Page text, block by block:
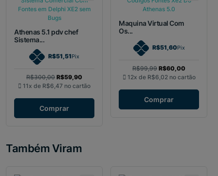
Athenas 5.1 pdv chef
Sistema...
R$51,51Pix
R$300,00 R$59,90
11x de R$6,47 no cartão
Comprar
Maquina Virtual Com
Os...
R$51,60Pix
R$99,99 R$60,00
12x de R$6,02 no cartão
Comprar
Também Viram